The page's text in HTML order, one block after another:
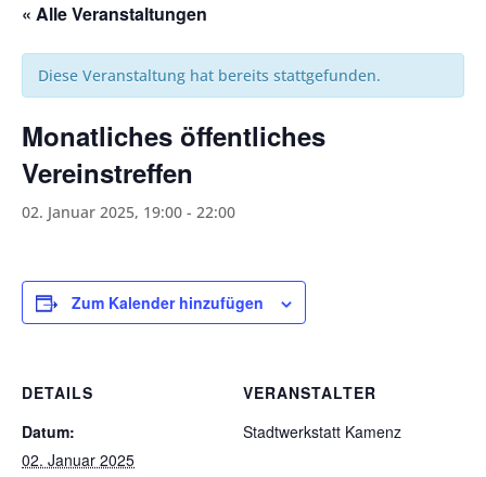
« Alle Veranstaltungen
Diese Veranstaltung hat bereits stattgefunden.
Monatliches öffentliches
Vereinstreffen
02. Januar 2025, 19:00 - 22:00
Zum Kalender hinzufügen
DETAILS
Datum:
02. Januar 2025
VERANSTALTER
Stadtwerkstatt Kamenz